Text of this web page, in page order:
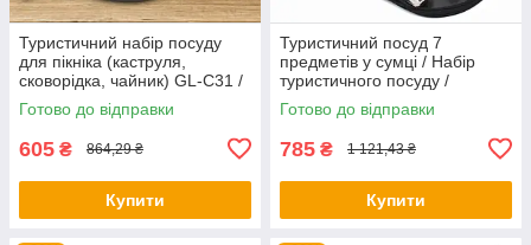
Туристичний набір посуду
для пікніка (каструля,
сковорідка, чайник) GL-C31 /
Посуд туристичний
Готово до відправки
605 ₴ 864,29 ₴
Купити
Туристичний посуд 7
предметів у сумці / Набір
туристичного посуду /
Кухонне приладдя для
кемпінгу
Готово до відправки
785 ₴ 1 121,43 ₴
Купити